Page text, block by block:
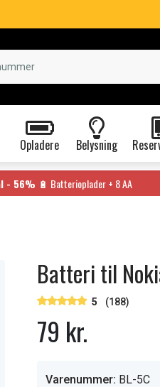
Opladere Belysning
- 56% 🔋 Batterioplader + 8 AA
Batteri til
5 (188)
79 kr.
Varenummer: BL-5C